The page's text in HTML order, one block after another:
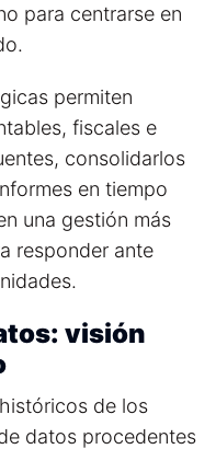
para centrarse en
permiten
fiscales e
consolidarlos
en tiempo
una gestión más
responder ante
visión
de los
datos procedentes